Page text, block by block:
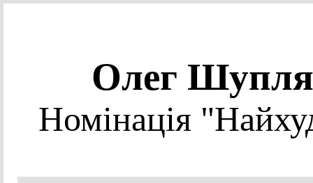
Олег
Номінація